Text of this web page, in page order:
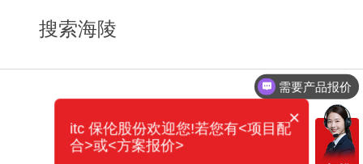
搜索海陵
可以定制方案吗？
需要产品报价
×
itc 保伦股份欢迎您!若您有<项目配
合>或<方案报价>